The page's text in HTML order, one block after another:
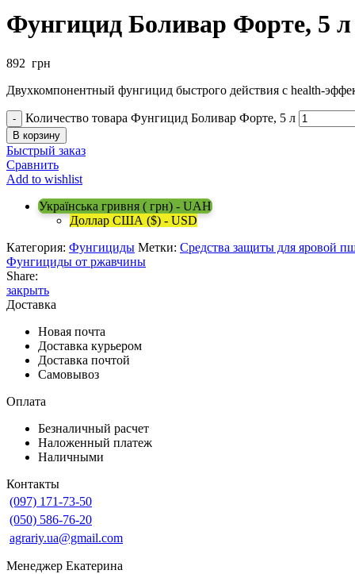
Фунгицид Боливар Форте, 5 л
892 грн
Двухкомпонентный фунгицид быстрого действия с health-
Количество товара Фунгицид Боливар Форте, 5 л
В корзину
Быстрый заказ
Сравнить
Add to wishlist
Українська гривня ( грн) - UAH
Доллар США ($) - USD
Категория: Фунгициды Метки: Средства защиты для яровой
Фунгициды от ржавчины
Share:
закрыть
Доставка
Новая почта
Доставка курьером
Доставка почтой
Самовывоз
Оплата
Безналичный расчет
Наложенный платеж
Наличными
Контакты
(097) 171-73-50
(050) 586-76-20
agrariy.ua@gmail.com
Менеджер Екатерина